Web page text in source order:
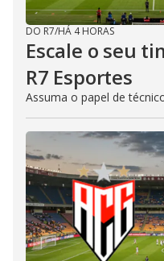
DO R7/HÁ 4 HORAS
Escale o seu
R7 Esportes
Assuma o papel de